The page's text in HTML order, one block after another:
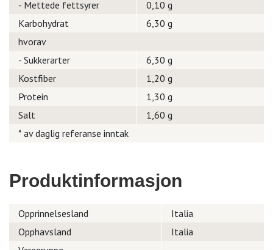
- Mettede fettsyrer
0,10 g
Karbohydrat
6,30 g
hvorav
- Sukkerarter
6,30 g
Kostfiber
1,20 g
Protein
1,30 g
Salt
1,60 g
* av daglig referanse inntak
Produktinformasjon
Opprinnelsesland
Italia
Opphavsland
Italia